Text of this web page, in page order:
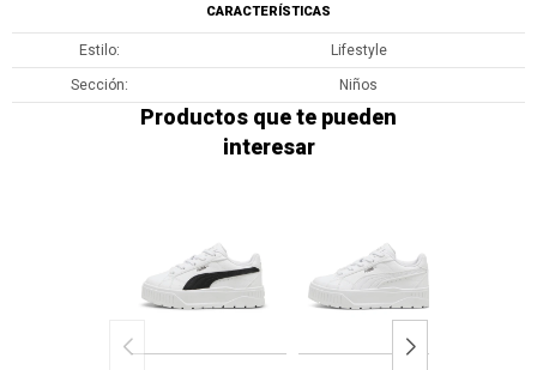
CARACTERÍSTICAS
Estilo
Lifestyle
Sección
Niños
Productos que te pueden
interesar